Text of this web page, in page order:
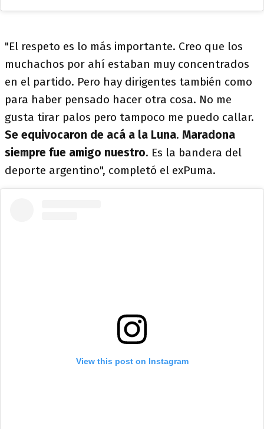
"El respeto es lo más importante. Creo que los
muchachos por ahí estaban muy concentrados
en el partido. Pero hay dirigentes también como
para haber pensado hacer otra cosa. No me
gusta tirar palos pero tampoco me puedo callar.
Se equivocaron de acá a la Luna. Maradona
siempre fue amigo nuestro. Es la bandera del
deporte argentino", completó el exPuma.
View this post on Instagram